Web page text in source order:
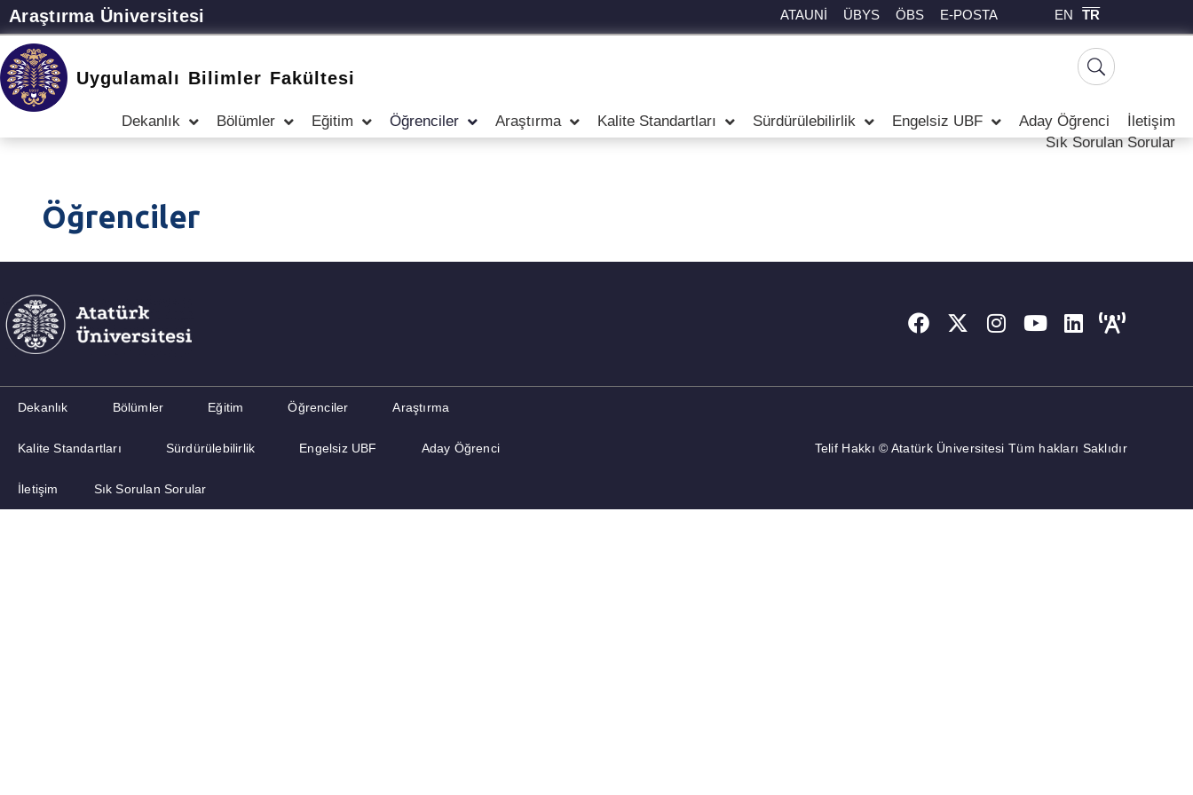
Araştırma Üniversitesi ATAUNİ ÜBYS ÖBS E-POSTA EN TR
Uygulamalı Bilimler Fakültesi
Dekanlık Bölümler Eğitim Öğrenciler Araştırma Kalite Standartları Sürdürülebilirlik Engelsiz UBF Aday Öğrenci
İletişim
Sık Sorulan Sorular
Öğrenciler
Dekanlık Bölümler Eğitim Öğrenciler Araştırma
Kalite Standartları Sürdürülebilirlik Engelsiz UBF Aday Öğrenci
İletişim Sık Sorulan Sorular
Telif Hakkı © Atatürk Üniversitesi Tüm hakları Saklıdır